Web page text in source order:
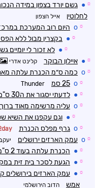
☼
● גשם יורד בצפון במידה
לחלוטין
אייל הצפון
☼
o היום רוב המערכת
☼
● בקצרין מבול ללא
☼
● לא זכור לי יומיים
☼
● איילון הבוקר קלינט אדרי
☼
o כמה ס״מ הכנרת עלתה
☼
o 25 סמ Thunder
☼
● לדעתי יסגור את ה30 ס"מ
☼
o עליה מרשימה מאוד
☼
● וגם עקפנו את השיא
☼
o גרף מפלס הכנרת
☼
o עמק הארזים ירושלים
☼
● הכנרת עלתה בעוד 2 ס"מ במדידה של 10 כעת 211.08
☼
● הגעת לסכר בית זית
☼
● עמק הארזים בירושלים
אמש
הדוב הירושלמי